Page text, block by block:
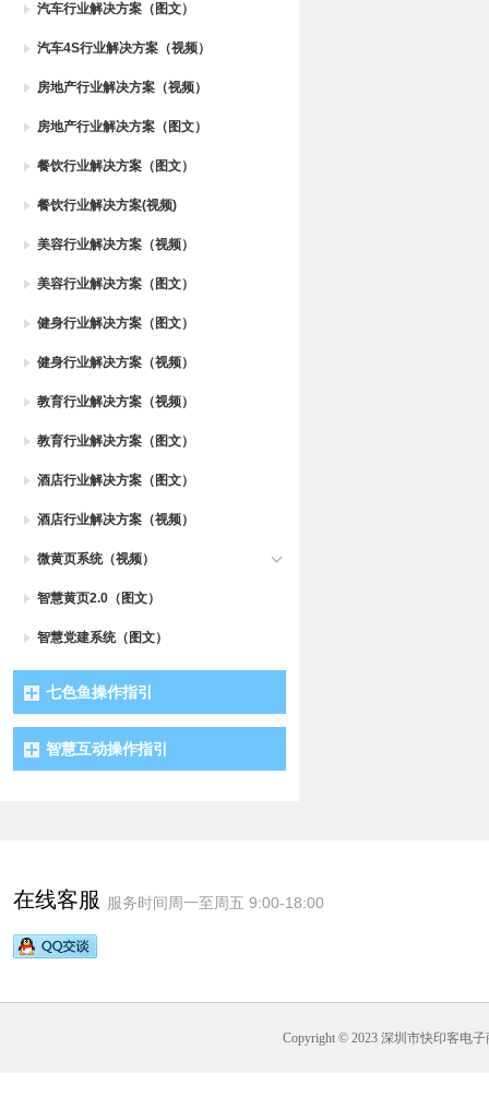
汽车行业解决方案（图文）
汽车4S行业解决方案（视频）
房地产行业解决方案（视频）
房地产行业解决方案（图文）
餐饮行业解决方案（图文）
餐饮行业解决方案(视频)
美容行业解决方案（视频）
美容行业解决方案（图文）
健身行业解决方案（图文）
健身行业解决方案（视频）
教育行业解决方案（视频）
教育行业解决方案（图文）
酒店行业解决方案（图文）
酒店行业解决方案（视频）
微黄页系统（视频）
智慧黄页2.0（图文）
智慧党建系统（图文）
七色鱼操作指引
智慧互动操作指引
在线客服 服务时间周一至周五 9:00-18:00
Copyright © 2023 深圳市快印客电